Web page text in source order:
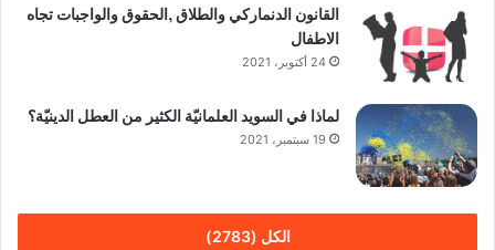
القانون الدنماركي والطلاق ,الحقوق والواجبات تجاه
الاطفال
24 أكتوبر، 2021
لماذا في السويد العلمانيّة الكثير من العطل الدينيّة؟
19 سبتمبر، 2021
الكل (2783)